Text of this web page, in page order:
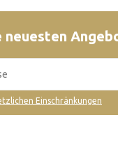
neuesten
Einschränkungen